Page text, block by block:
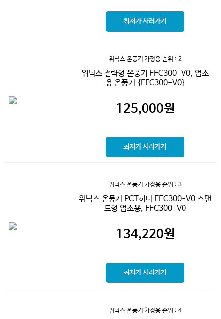
최저가 사러가기
위닉스 온풍기 가정용순위 : 2
위닉스 전략형 온풍기 FFC300-V0, 업소
용 온풍기 {FFC300-V0}
125,000원
최저가 사러가기
위닉스 온풍기 가정용순위 : 3
위닉스 온풍기 PCT히터 FFC300-V0 스탠
드형 업소용, FFC300-V0
134,220원
최저가 사러가기
위닉스 온풍기 가정용순위 : 4